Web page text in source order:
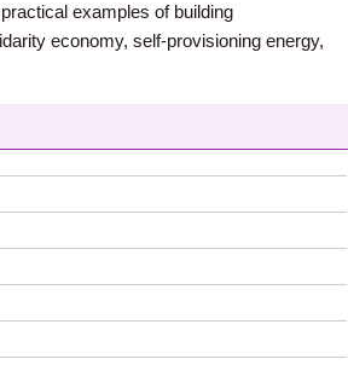
examples of building
economy, self-provisioning energy,